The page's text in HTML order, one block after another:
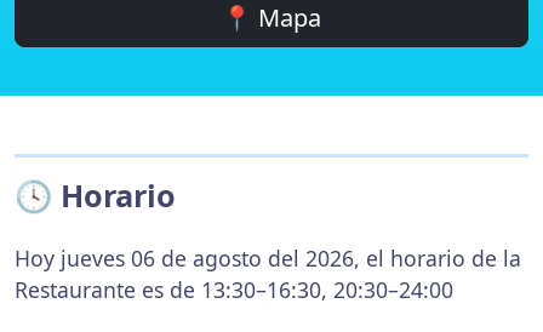
📍 Mapa
🕓 Horario
Hoy jueves 06 de agosto del 2026, el horario de la
Restaurante es de 13:30–16:30, 20:30–24:00